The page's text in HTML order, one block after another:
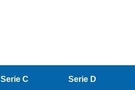
Serie C Serie D